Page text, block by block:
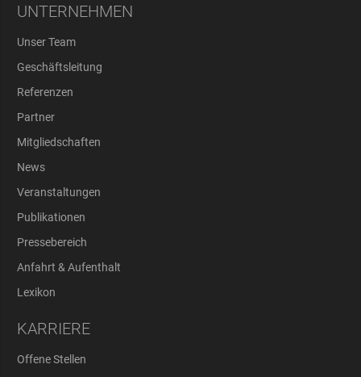
UNTERNEHMEN
Unser Team
Geschäftsleitung
Referenzen
Partner
Mitgliedschaften
News
Veranstaltungen
Publikationen
Pressebereich
Anfahrt & Aufenthalt
Lexikon
KARRIERE
Offene Stellen